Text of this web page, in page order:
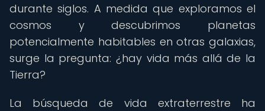
durante siglos. A medida que exploramos el
cosmos y descubrimos planetas
potencialmente habitables en otras galaxias,
surge la pregunta: ¿hay vida más allá de la
Tierra?
La búsqueda de vida extraterrestre ha